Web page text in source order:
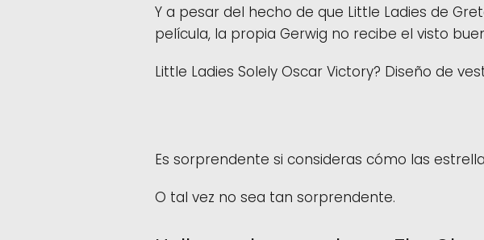
Y a pesar del hecho de que Little Ladies de
película, la propia Gerwig no recibe el visto
Little Ladies Solely Oscar Victory? Diseño de
Es sorprendente si consideras cómo las
O tal vez no sea tan sorprendente.